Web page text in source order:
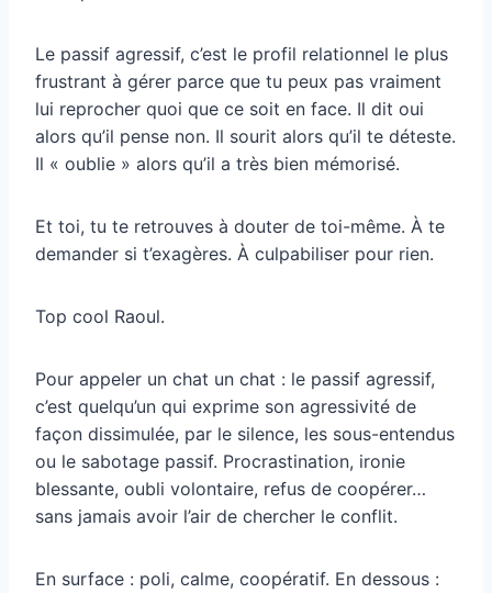
Le passif agressif, c’est le profil relationnel le plus
frustrant à gérer parce que tu peux pas vraiment
lui reprocher quoi que ce soit en face. Il dit oui
alors qu’il pense non. Il sourit alors qu’il te déteste.
Il « oublie » alors qu’il a très bien mémorisé.
Et toi, tu te retrouves à douter de toi-même. À te
demander si t’exagères. À culpabiliser pour rien.
Top cool Raoul.
Pour appeler un chat un chat : le passif agressif,
c’est quelqu’un qui exprime son agressivité de
façon dissimulée, par le silence, les sous-entendus
ou le sabotage passif. Procrastination, ironie
blessante, oubli volontaire, refus de coopérer…
sans jamais avoir l’air de chercher le conflit.
En surface : poli, calme, coopératif. En dessous :